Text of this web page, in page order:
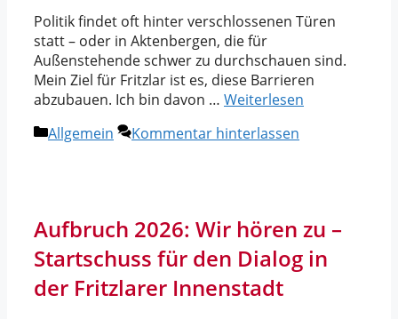
Politik findet oft hinter verschlossenen Türen
statt – oder in Aktenbergen, die für
Außenstehende schwer zu durchschauen sind.
Mein Ziel für Fritzlar ist es, diese Barrieren
abzubauen. Ich bin davon … Weiterlesen
Kategorien
Allgemein Kommentar hinterlassen
Aufbruch 2026: Wir hören zu –
Startschuss für den Dialog in
der Fritzlarer Innenstadt